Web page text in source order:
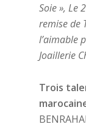
Soie », Le
remise de
l’aimable
Joaillerie
Trois